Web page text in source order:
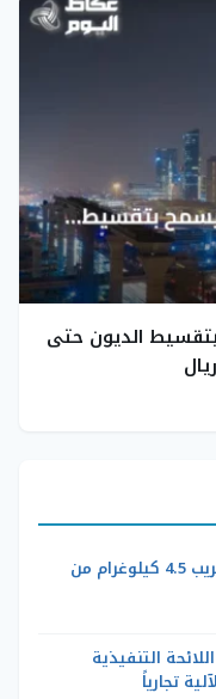
بتقسيط الديون حتى
جمرك الربع الخالي يحبط تهريب 4.5 كيلوغرام من
التنفيذية
تجارياً